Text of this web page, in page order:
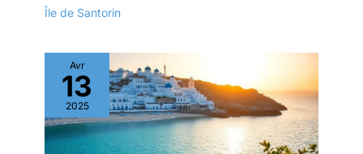
Île de Santorin
Avr
13
2025